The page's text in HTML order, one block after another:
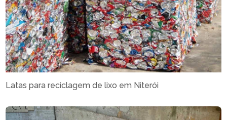
Latas para reciclagem de lixo em Niterói